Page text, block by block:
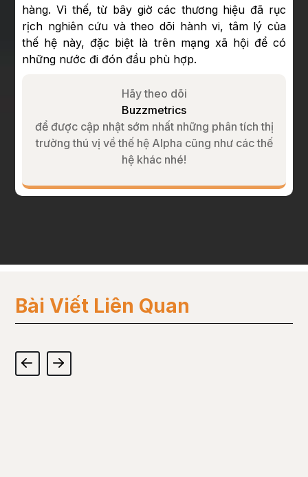
hàng. Vì thế, từ bây giờ các thương hiệu đã rục
rịch nghiên cứu và theo dõi hành vi, tâm lý của
thế hệ này, đặc biệt là trên mạng xã hội để có
những nước đi đón đầu phù hợp.
Hãy theo dõi
Buzzmetrics
để được cập nhật sớm nhất những phân tích thị
trường thú vị về thế hệ Alpha cũng như các thế
hệ khác nhé!
Bài Viết Liên Quan